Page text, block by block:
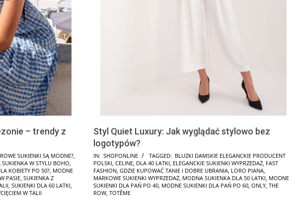
– trendy z
SUKIENKI SĄ MODNE?,
SUKIENKA W STYLU BOHO,
KOBIETY PO 50?, MODNE
PASIE, SUKIENKA Z
, SUKIENKI DLA 60 LATKI,
W TALII
Styl Quiet Luxury: Jak wyglądać stylowo bez
logotypów?
2026-
02-
24
IN: SHOPONLINE TAGGED: BLUZKI DAMSKIE ELEGANCKIE PRODUCENT
POLSKI, CELINE, DLA 40 LATKI, ELEGANCKIE SUKIENKI WYPRZEDAŻ, FAST
FASHION, GDZIE KUPOWAĆ TANIE I DOBRE UBRANIA, LORO PIANA,
MARKOWE SUKIENKI WYPRZEDAŻ, MODNA SUKIENKA DLA 50 LATKI, MODNE
SUKIENKI DLA PAŃ PO 40, MODNE SUKIENKI DLA PAŃ PO 60, ONLY, THE
ROW, TOTÊME